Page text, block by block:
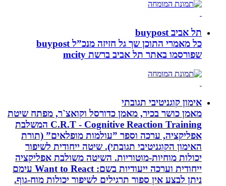
תל אביב buypost
כל מאמרי התוכן שך גל חזיזה מנכ”ל buypost
שפורסמו באתר תל אביב ברשת mcity
אימון קוגניטיבי תגובתי
מאמן כושר בכיר, מאמן כדורסל וקואצ`ר, מפתח שיטת
C.R.T - Cognitive Reaction Training המשלבת
אפליקציה, ערכה וספר ”עולמות מופלאים” (תורת
האימון הקוגניטיבי תגובתי). שיטה ייחודית לשיפור
יכולות מוחיות-מוטוריות. השיטה משולבת אפליקציה
ייחודית וערכה ייעודיות בשם: Want to React עימם
ניתן לבצע אין ספור תרגילים לשיפור יכולות מוח-גוף.